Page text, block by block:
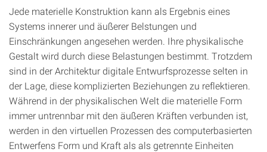
Jede materielle Konstruktion kann als Ergebnis eines
Systems innerer und äußerer Belstungen und
Einschränkungen angesehen werden. Ihre physikalische
Gestalt wird durch diese Belastungen bestimmt. Trotzdem
sind in der Architektur digitale Entwurfsprozesse selten in
der Lage, diese komplizierten Beziehungen zu reflektieren.
Während in der physikalischen Welt die materielle Form
immer untrennbar mit den äußeren Kräften verbunden ist,
werden in den virtuellen Prozessen des computerbasierten
Entwerfens Form und Kraft als als getrennte Einheiten